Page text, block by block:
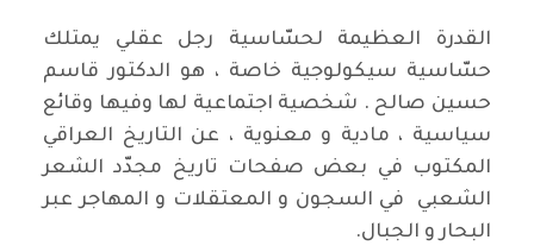
القدرة العظيمة لحسّاسية رجل عقلي يمتلك
حسّاسية سيكولوجية خاصة ، هو الدكتور قاسم
حسين صالح . شخصية اجتماعية لها وفيها وقائع
سياسية ، مادية و معنوية ، عن التاريخ العراقي
المكتوب في بعض صفحات تاريخ مجدّد الشعر
الشعبي في السجون و المعتقلات و المهاجر عبر
البحار و الجبال.